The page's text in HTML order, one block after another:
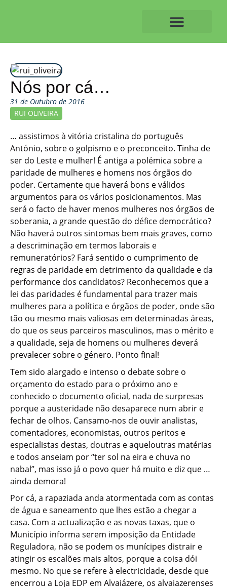
Nós por cá…
31 de Outubro de 2016
RUI OLIVEIRA
… assistimos à vitória cristalina do português
António, sobre o golpismo e o preconceito. Tinha de
ser do Leste e mulher! É antiga a polémica sobre a
paridade de mulheres e homens nos órgãos do
poder. Certamente que haverá bons e válidos
argumentos para os vários posicionamentos. Mas
será o facto de haver menos mulheres nos órgãos de
soberania, a grande questão do défice democrático?
Não haverá outros sintomas bem mais graves, como
a descriminação em termos laborais e
remuneratórios? Fará sentido o cumprimento de
regras de paridade em detrimento da qualidade e da
performance dos candidatos? Reconhecemos que a
lei das paridades é fundamental para trazer mais
mulheres para a política e órgãos de poder, onde são
tão ou mesmo mais valiosas em determinadas áreas,
do que os seus parceiros masculinos, mas o mérito e
a qualidade, seja de homens ou mulheres deverá
prevalecer sobre o género. Ponto final!
Tem sido alargado e intenso o debate sobre o
orçamento do estado para o próximo ano e
conhecido o documento oficial, nada de surpresas
porque a austeridade não desaparece num abrir e
fechar de olhos. Cansamo-nos de ouvir analistas,
comentadores, economistas, outros peritos e
especialistas destas, doutras e aqueloutras matérias
e todos anseiam por “ter sol na eira e chuva no
nabal”, mas isso já o povo quer há muito e diz que …
ainda demora!
Por cá, a rapaziada anda atormentada com as contas
de água e saneamento que lhes estão a chegar a
casa. Com a actualização e as novas taxas, que o
Município informa serem imposição da Entidade
Reguladora, não se podem os munícipes distrair e
atingir os escalões mais altos, porque a coisa dói
mesmo. No que se refere à electricidade, desde que
encerrou a Loja EDP em Alvaiázere, os alvaiazerenses